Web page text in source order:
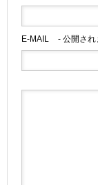
E-MAIL - 公開され